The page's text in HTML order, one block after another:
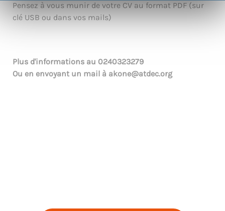
Pensez à vous munir de votre CV au format PDF (sur
clé USB ou dans vos mails)
Plus d'informations au 0240323279
Ou en envoyant un mail à akone@atdec.org